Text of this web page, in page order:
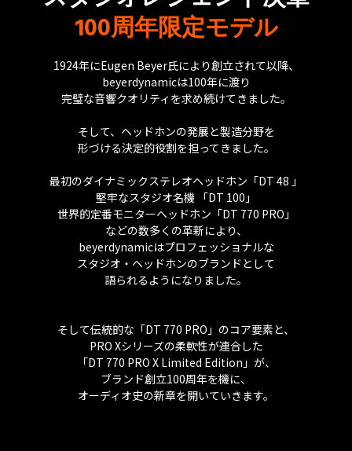
100周年限定モデル
1924年にEugen Beyer氏により創立されて以降、
beyerdynamicは100年に渡り
完璧な音響クオリティを求め続けてきました。
そして、ヘッドホンの発展と製造分野を
形づける決定的役割を担ってきました。
最初のダイナミックステレオヘッドホン「DT 48 」
堅牢なスタジオ名機 「DT 100」
世界的定番モニターヘッドホン「DT 770 PRO」
などの数多くの革新により、
beyerdynamicはプロフェッショナルな
スタジオ・ヘッドホンのブランドとして
語られるようになりました。
そして伝統的な「DT 770 PRO」のコア要素と、
PRO Xシリーズの柔軟性が連合した
「DT 770 PRO X Limited Edition」が、
ブランド創立100周年を機に、
オーディオ史の新章を開いていきます。